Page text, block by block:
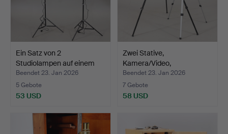
Ein Satz von 2
Studiolampen auf einem
Stän…
Beendet 23. Jan 2026
5 Gebote
53 USD
Zwei Stative,
Kamera/Video,
König/Manfrott…
Beendet 23. Jan 2026
7 Gebote
58 USD